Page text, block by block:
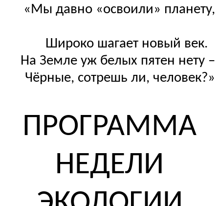
«Мы давно «освоили» планету,
Широко шагает новый век.
На Земле уж белых пятен нету –
Чёрные, сотрешь ли, человек?»
ПРОГРАММА
НЕДЕЛИ